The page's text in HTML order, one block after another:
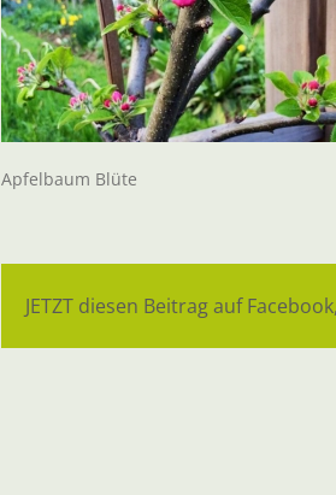
Apfelbaum Blüte
JETZT diesen Beitrag auf